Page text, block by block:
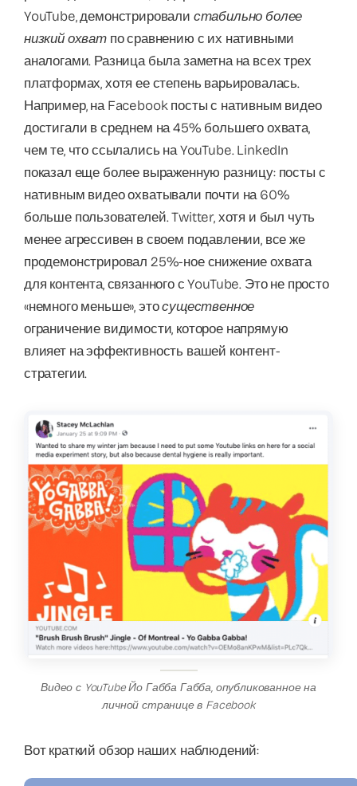
YouTube, демонстрировали стабильно более
низкий охватпо сравнению с их нативными
аналогами. Разница была заметна на всех трех
платформах, хотя ее степень варьировалась.
Например, на Facebook посты с нативным видео
достигали в среднем на 45% большего охвата,
чем те, что ссылались на YouTube. LinkedIn
показал еще более выраженную разницу: посты с
нативным видео охватывали почти на 60%
больше пользователей. Twitter, хотя и был чуть
менее агрессивен в своем подавлении, все же
продемонстрировал 25%-ное снижение охвата
для контента, связанного с YouTube. Это не просто
«немного меньше», этосущественное
ограничение видимости, которое напрямую
влияет на эффективность вашей контент-
стратегии.
Видео с YouTube Йо Габба Габба, опубликованное на
личной странице в Facebook
Вот краткий обзор наших наблюдений: